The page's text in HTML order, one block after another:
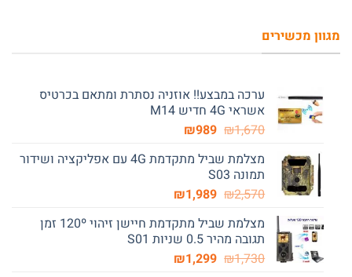
מגוון מכשירים
ערכה במבצע!! אוזניה נסתרת ומתאם בכרטיס
אשראי 4G חדיש M14
₪1,670
המחיר
היה:
₪1,670.
₪989 המחיר
הוא:
מצלמת שביל מתקדמת 4G עם אפליקציה ושידור
תמונה S03
₪2,570
המחיר
היה:
₪2,570.
₪1,989
המחיר
הוא:
₪1,989.
מצלמת שביל מתקדמת חיישן זיהוי 120º זמן
תגובה מהיר 0.5 שניות S01
₪1,730
המחיר₪1,299
המחיר